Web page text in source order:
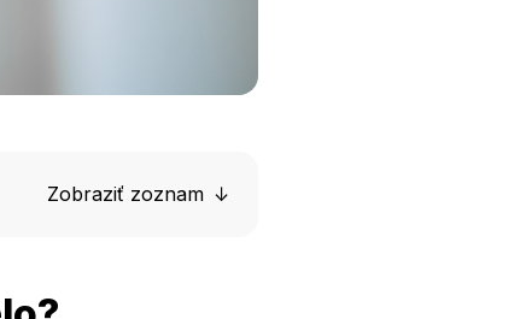
Zobraziť zoznam